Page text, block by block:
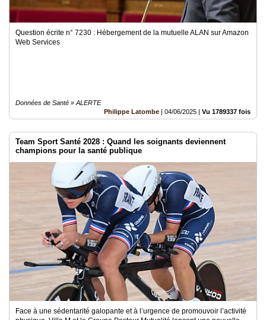
Question écrite n° 7230 : Hébergement de la mutuelle ALAN sur Amazon
Web Services
Données de Santé » ALERTE
Philippe Latombe | 04/06/2025 | Vu 1789337 fois
Team Sport Santé 2028 : Quand les soignants deviennent
champions pour la santé publique
Face à une sédentarité galopante et à l’urgence de promouvoir l’activité